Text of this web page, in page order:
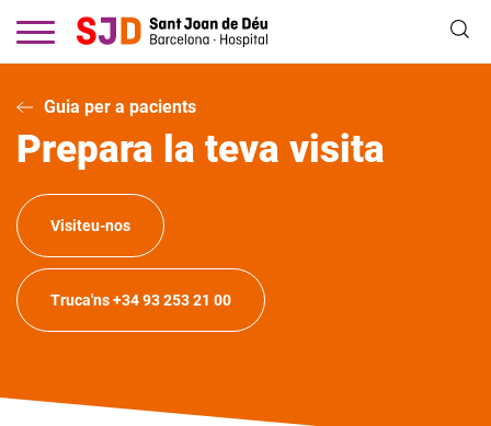
contingut
Guia per a pacients
Prepara la teva visita
Visiteu-nos
Truca'ns +34 93 253 21 00